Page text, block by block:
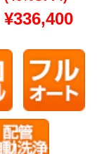
¥336,400